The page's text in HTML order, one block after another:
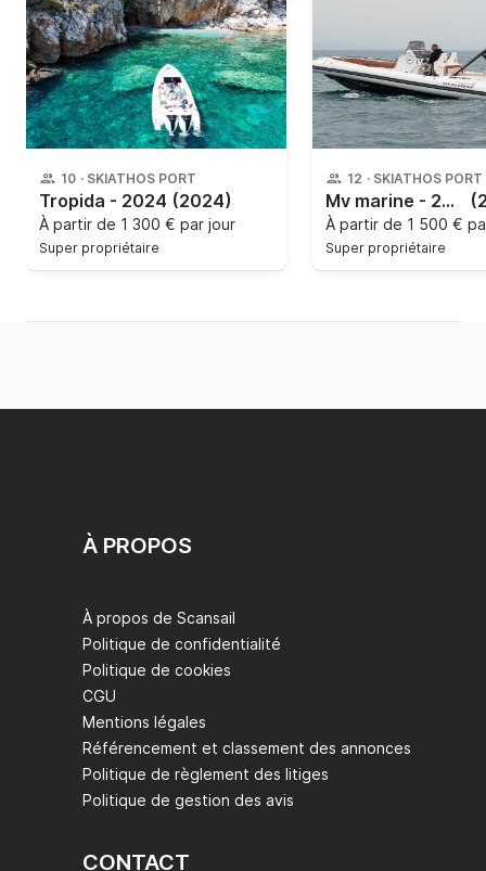
10 · SKIATHOS PORT
Tropida - 2024 (2024)
À partir de 1 300 € par jour
Super propriétaire
12 · SKIATHOS PORT
Mv marine - 2025
À partir de 1 500 €
Super propriétaire
À PROPOS
À propos de Scansail
Politique de confidentialité
Politique de cookies
CGU
Mentions légales
Référencement et classement des annonces
Politique de règlement des litiges
Politique de gestion des avis
CONTACT